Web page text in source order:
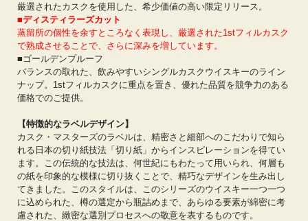
厳選されたカスクを使用した、希少価値の高い限定リリース。
■ディスティラーズカット
蒸留所の個性を余すところなく表現し、厳選された1stフィルカスク
で熟成させることで、さらに深みを増しています。
■ゴールデンプルーフ
バランスの取れた、飲みやすいシングルカスクウイスキーのライン
ナップ。1stフィルカスクに重点を置き、優れた品質を競争力のある
価格でのご提供。
【特徴的なラベルデザイン】
カスク・マスターズのラベルは、精密さと細部へのこだわりで知ら
れる日本の切り紙技法「切り紙」からインスピレーションを得てい
ます。この伝統的な技法は、何世紀にもわたって用いられ、何層も
の紙を印象的な模様に切り抜くことで、精巧なデザインを生み出し
てきました。このスタイルは、このシリーズのウイスキー一つ一つ
に込められた、樽の選定から瓶詰めまで、あらゆる要素が綿密に考
慮された、緻密な選別プロセスへの敬意を表するものです。